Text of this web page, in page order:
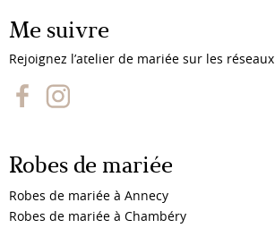
Me suivre
Rejoignez l’atelier de mariée sur les réseaux
Robes de mariée
Robes de mariée à Annecy
Robes de mariée à Chambéry